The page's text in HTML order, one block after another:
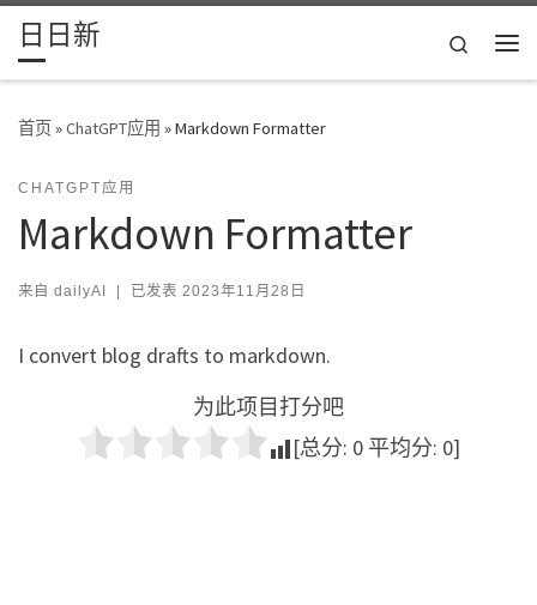
Skip to content
日日新
Search
首页»ChatGPT应用 »Markdown Formatter
CHATGPT应用
Markdown Formatter
来自 dailyAI | 已发表 2023年11月28日
I convert blog drafts to markdown.
为此项目打分吧
[总分: 0 平均分: 0]